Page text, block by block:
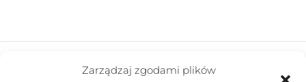
Zarządzaj zgodami plików